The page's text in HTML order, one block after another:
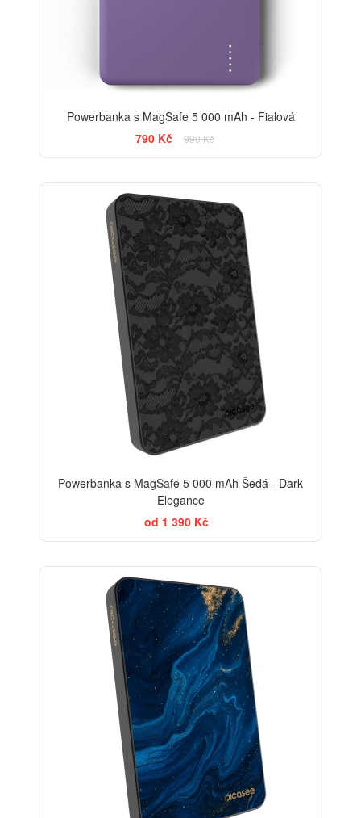
Powerbanka s MagSafe 5 000 mAh - Fialová
790 Kč
990 Kč
Powerbanka s MagSafe 5 000 mAh Šedá - Dark
Elegance
od 1 390 Kč